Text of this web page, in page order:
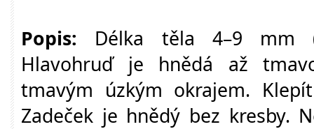
Popis: Délka těla 4–9 mm
Hlavohruď je hnědá až
tmavým úzkým okrajem.
Zadeček je hnědý bez kresby.